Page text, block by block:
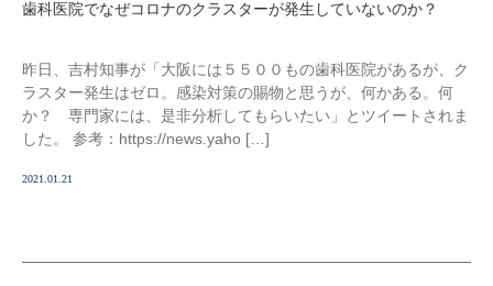
歯科医院でなぜコロナのクラスターが発生していないのか？
昨日、吉村知事が「大阪には５５００もの歯科医院があるが、ク
ラスター発生はゼロ。感染対策の賜物と思うが、何かある。何
か？ 専門家には、是非分析してもらいたい」とツイートされま
した。 参考：https://news.yaho […]
2021.01.21